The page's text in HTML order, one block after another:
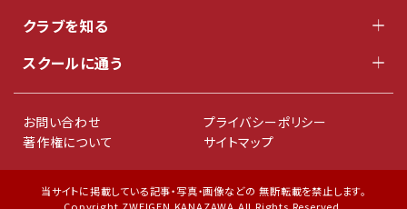
クラブを知る
スクールに通う
お問い合わせ
プライバシーポリシー
著作権について
サイトマップ
当サイトに掲載している記事・写真・画像などの 無断転載を禁止します。
Copyright ZWEIGEN KANAZAWA All Rights Reserved.